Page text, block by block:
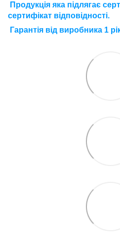
П родукція яка підлягає
сертифікат відповідності.
Гарантія від виробника 1